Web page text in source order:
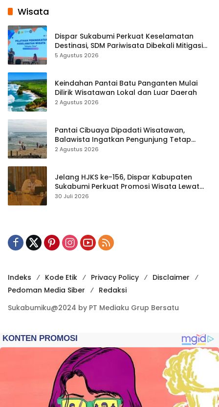
Wisata
Dispar Sukabumi Perkuat Keselamatan
Destinasi, SDM Pariwisata Dibekali Mitigasi
hingga Teknik Evakuasi
5 Agustus 2026
Keindahan Pantai Batu Panganten Mulai
Dilirik Wisatawan Lokal dan Luar Daerah
2 Agustus 2026
Pantai Cibuaya Dipadati Wisatawan,
Balawista Ingatkan Pengunjung Tetap
Waspada
2 Agustus 2026
Jelang HJKS ke-156, Dispar Kabupaten
Sukabumi Perkuat Promosi Wisata Lewat
Publikasi Digital
30 Juli 2026
Indeks Kode Etik Privacy Policy
Disclaimer
Pedoman Media Siber
Redaksi
Sukabumiku@2024 by PT Mediaku Grup Bersatu